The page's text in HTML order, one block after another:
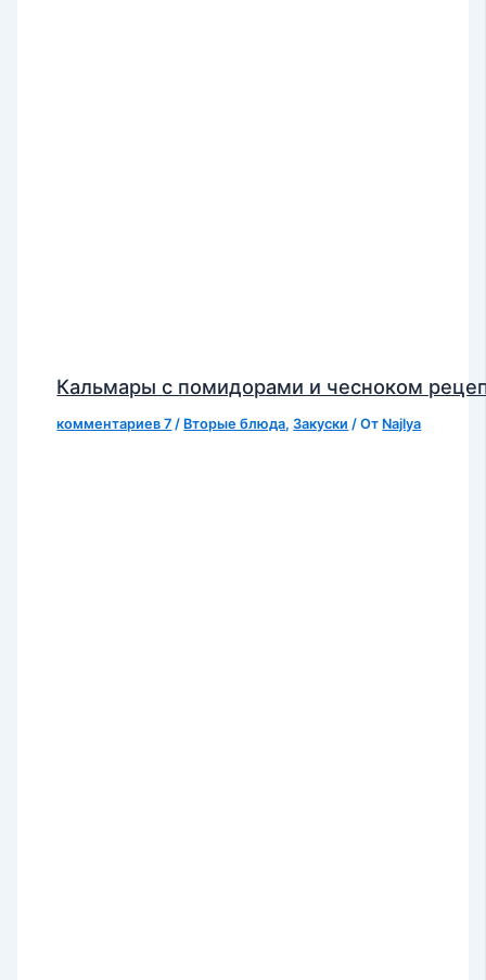
Кальмары с помидорами и чесноком
комментариев 7 / Вторые блюда,Закуски / От Najlya